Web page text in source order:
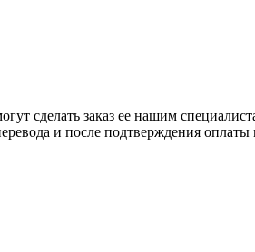
сделать заказ ее нашим
и после подтверждения